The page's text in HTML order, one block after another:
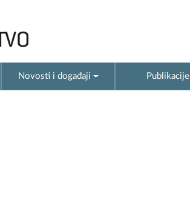
Novosti i događaji Publikacije